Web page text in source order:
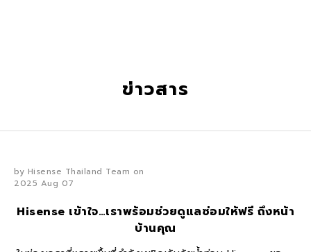
ข่าวสาร
by Hisense Thailand Team on
2025 Aug 07
Hisense เข้าใจ…เราพร้อมช่วยดูแลซ่อมให้ฟรี ถึงหน้า
บ้านคุณ